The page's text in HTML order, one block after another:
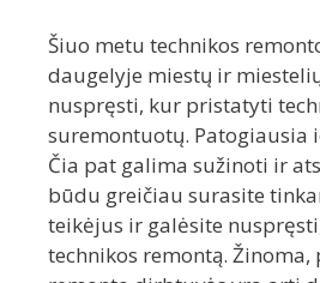
Šiuo metu technikos
daugelyje miestų ir
nuspręsti, kur pristatyti
suremontuotų. Patogiausia
Čia pat galima sužinoti ir
būdu greičiau surasite
teikėjus ir galėsite
technikos remontą.